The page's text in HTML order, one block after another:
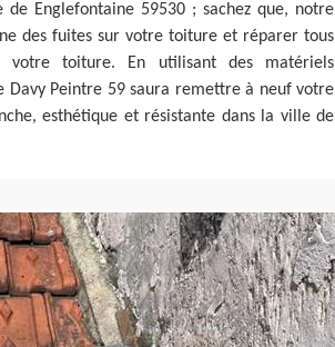
Englefontaine 59530 ; sachez que, notre
des fuites sur votre toiture et réparer tous
votre toiture. En utilisant des matériels
Davy Peintre 59 saura remettre à neuf votre
esthétique et résistante dans la ville de